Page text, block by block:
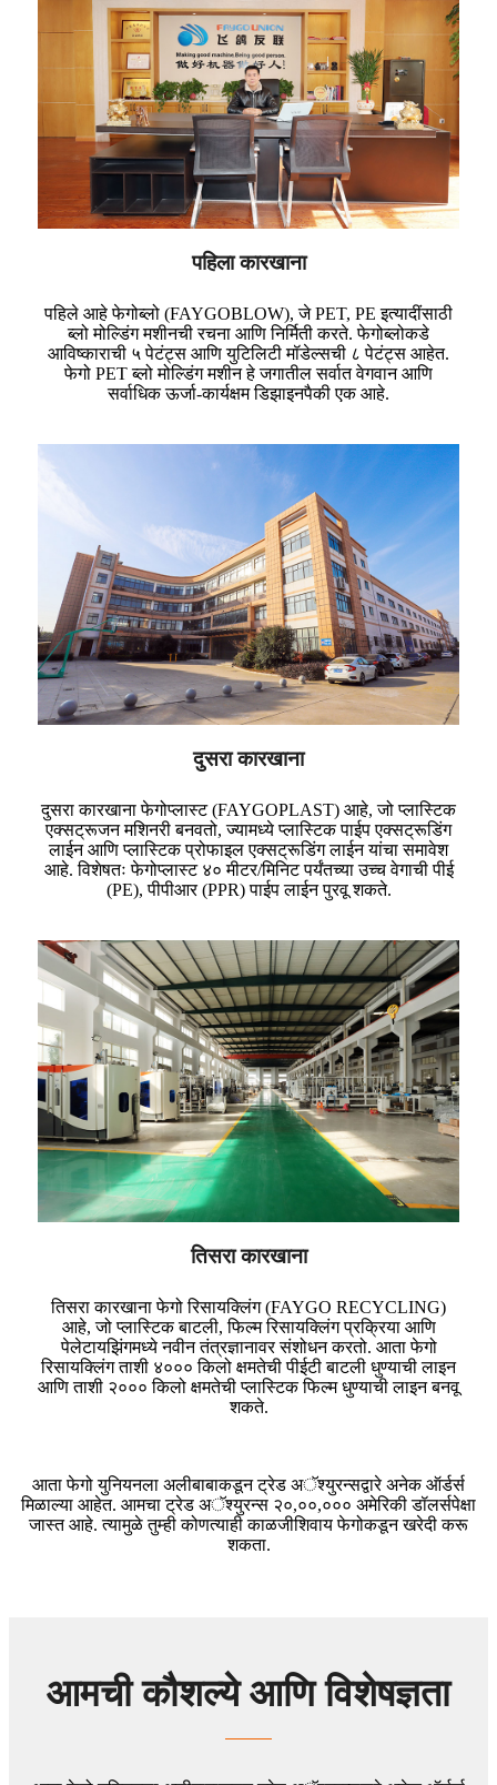
पहिला कारखाना
पहिले आहे फेगोब्लो (FAYGOBLOW), जे PET, PE इत्यादींसाठी
ब्लो मोल्डिंग मशीनची रचना आणि निर्मिती करते. फेगोब्लोकडे
आविष्काराची ५ पेटंट्स आणि युटिलिटी मॉडेल्सची ८ पेटंट्स आहेत.
फेगो PET ब्लो मोल्डिंग मशीन हे जगातील सर्वात वेगवान आणि
सर्वाधिक ऊर्जा-कार्यक्षम डिझाइनपैकी एक आहे.
दुसरा कारखाना
दुसरा कारखाना फेगोप्लास्ट (FAYGOPLAST) आहे, जो प्लास्टिक
एक्सट्रूजन मशिनरी बनवतो, ज्यामध्ये प्लास्टिक पाईप एक्सट्रूडिंग
लाईन आणि प्लास्टिक प्रोफाइल एक्सट्रूडिंग लाईन यांचा समावेश
आहे. विशेषतः फेगोप्लास्ट ४० मीटर/मिनिट पर्यंतच्या उच्च वेगाची पीई
(PE), पीपीआर (PPR) पाईप लाईन पुरवू शकते.
तिसरा कारखाना
तिसरा कारखाना फेगो रिसायक्लिंग (FAYGO RECYCLING)
आहे, जो प्लास्टिक बाटली, फिल्म रिसायक्लिंग प्रक्रिया आणि
पेलेटायझिंगमध्ये नवीन तंत्रज्ञानावर संशोधन करतो. आता फेगो
रिसायक्लिंग ताशी ४००० किलो क्षमतेची पीईटी बाटली धुण्याची लाइन
आणि ताशी २००० किलो क्षमतेची प्लास्टिक फिल्म धुण्याची लाइन बनवू
शकते.
आता फेगो युनियनला अलीबाबाकडून ट्रेड अॅश्युरन्सद्वारे अनेक ऑर्डर्स
मिळाल्या आहेत. आमचा ट्रेड अॅश्युरन्स २०,००,००० अमेरिकी डॉलर्सपेक्षा
जास्त आहे. त्यामुळे तुम्ही कोणत्याही काळजीशिवाय फेगोकडून खरेदी करू
शकता.
आमची कौशल्ये आणि विशेषज्ञता